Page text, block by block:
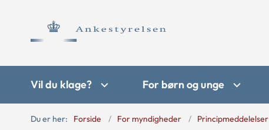
Vil du klage? For børn og unge
Du er her: Forside For myndigheder Principmeddelelser